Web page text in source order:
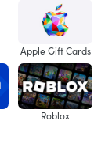
Apple Gift Cards
Roblox